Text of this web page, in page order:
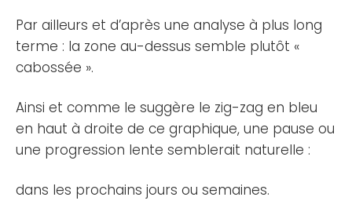
Par ailleurs et d’après une analyse à plus long
terme : la zone au-dessus semble plutôt «
cabossée ».
Ainsi et comme le suggère le zig-zag en bleu
en haut à droite de ce graphique, une pause ou
une progression lente semblerait naturelle :
dans les prochains jours ou semaines.